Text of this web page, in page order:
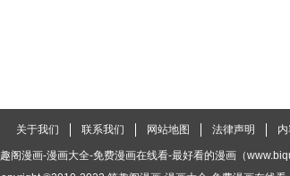
关于我们 联系我们 网站地图 法律声明
阁漫画-漫画大全-免费漫画在线看-最好看的漫画（